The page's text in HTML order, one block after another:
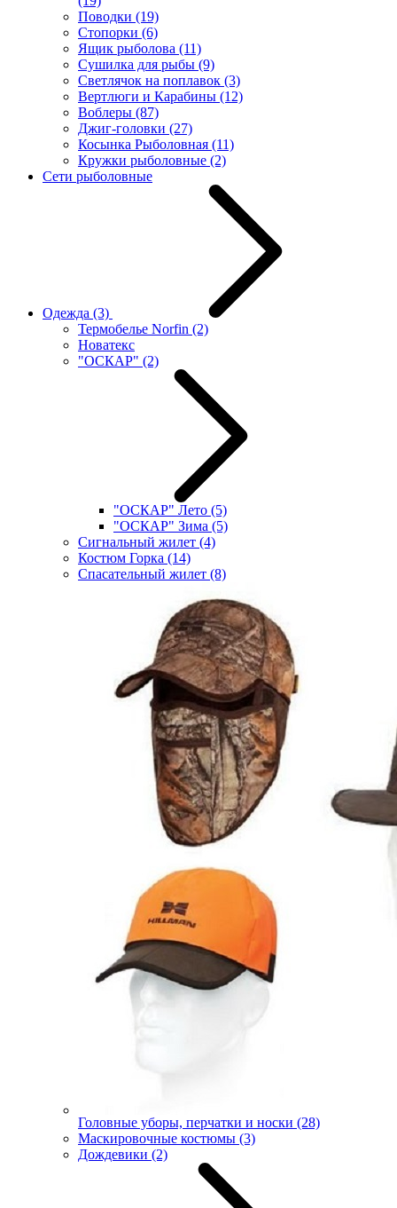
Поводки (19)
Стопорки (6)
Ящик рыболова (11)
Сушилка для рыбы (9)
Светлячок на поплавок (3)
Вертлюги и Карабины (12)
Воблеры (87)
Джиг-головки (27)
Косынка Рыболовная (11)
Кружки рыболовные (2)
Сети рыболовные
Одежда (3)
Термобелье Norfin (2)
Новатекс
"ОСКАР" (2)
"ОСКАР" Лето (5)
"ОСКАР" Зима (5)
Сигнальный жилет (4)
Костюм Горка (14)
Спасательный жилет (8)
Головные уборы, перчатки и носки (28)
Маскировочные костюмы (3)
Дождевики (2)